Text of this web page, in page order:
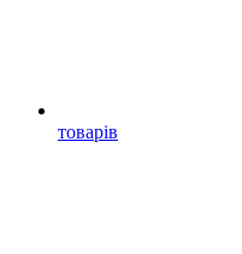
товарів